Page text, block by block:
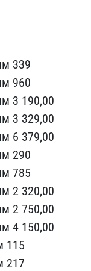
339
960
3 190,00
​3 329,00
6 379,0​0
290
78​5
2 320,00
2 750,00
4 15​0,00
115
2​17